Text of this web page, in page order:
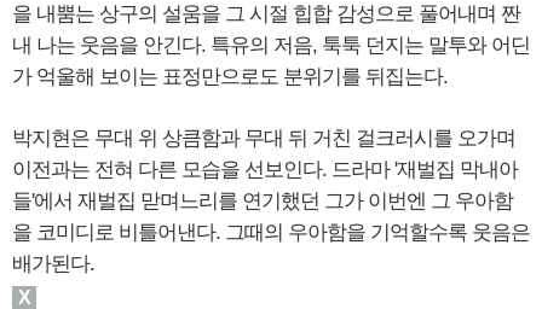
을 내뿜는 상구의 설움을 그 시절 힙합 감성으로 풀어내며 짠
내 나는 웃음을 안긴다. 특유의 저음, 툭툭 던지는 말투와 어딘
가 억울해 보이는 표정만으로도 분위기를 뒤집는다.
박지현은 무대 위 상큼함과 무대 뒤 거친 걸크러시를 오가며
이전과는 전혀 다른 모습을 선보인다. 드라마 '재벌집 막내아
들'에서 재벌집 맏며느리를 연기했던 그가 이번엔 그 우아함
을 코미디로 비틀어낸다. 그때의 우아함을 기억할수록 웃음은
배가된다.
X